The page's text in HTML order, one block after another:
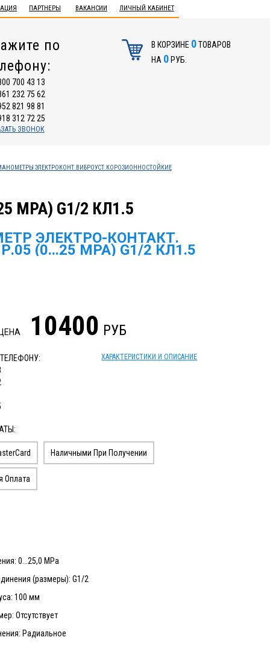
ПАРТНЕРЫ ВАКАНСИИ ЛИЧНЫЙ КАБИНЕТ
по
700 43 13
232 75 62
821 98 81
312 72 25
ЗВОНОК
В КОРЗИНЕ 0ТОВАРОВ
НА 0РУБ.
ЭЛЕКТРОКОНТ.ВИБРОУСТ.КОРОЗИОННОСТОЙКИЕ
МРА) G1/2 КЛ1.5
ЭЛЕКТРО-КОНТАКТ.
(0...25 МРА) G1/2 КЛ1.5
10400 РУБ
ХАРАКТЕРИСТИКИ И ОПИСАНИЕ
Наличными При Получении
Оплата
0...25,0 MPa
(размеры): G1/2
100 мм
Отсутствует
Радиальное